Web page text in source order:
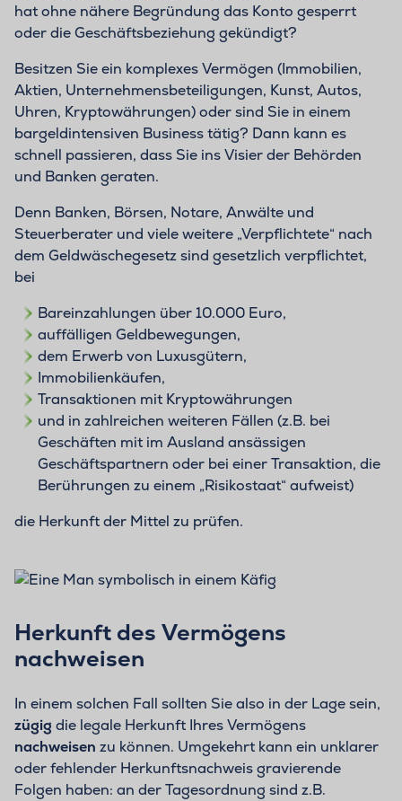
hat ohne nähere Begründung das Konto gesperrt
oder die Geschäftsbeziehung gekündigt?
Besitzen Sie ein komplexes Vermögen (Immobilien,
Aktien, Unternehmensbeteiligungen, Kunst, Autos,
Uhren, Kryptowährungen) oder sind Sie in einem
bargeldintensiven Business tätig? Dann kann es
schnell passieren, dass Sie ins Visier der Behörden
und Banken geraten.
Denn Banken, Börsen, Notare, Anwälte und
Steuerberater und viele weitere „Verpflichtete“ nach
dem Geldwäschegesetz sind gesetzlich verpflichtet,
bei
Bareinzahlungen über 10.000 Euro,
auffälligen Geldbewegungen,
dem Erwerb von Luxusgütern,
Immobilienkäufen,
Transaktionen mit Kryptowährungen
und in zahlreichen weiteren Fällen (z.B. bei
Geschäften mit im Ausland ansässigen
Geschäftspartnern oder bei einer Transaktion, die
Berührungen zu einem „Risikostaat“ aufweist)
die Herkunft der Mittel zu prüfen.
Herkunft des Vermögens
nachweisen
In einem solchen Fall sollten Sie also in der Lage sein,
zügig die legale Herkunft Ihres Vermögens
nachweisen zu können. Umgekehrt kann ein unklarer
oder fehlender Herkunftsnachweis gravierende
Folgen haben: an der Tagesordnung sind z.B.